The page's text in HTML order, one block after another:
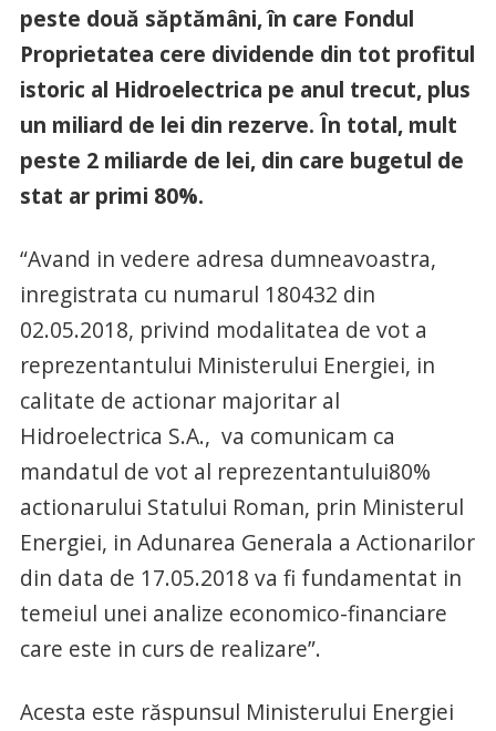
peste două săptămâni, în care Fondul
Proprietatea cere dividende din tot profitul
istoric al Hidroelectrica pe anul trecut, plus
un miliard de lei din rezerve. În total, mult
peste 2 miliarde de lei, din care bugetul de
stat ar primi 80%.
“Avand in vedere adresa dumneavoastra,
inregistrata cu numarul 180432 din
02.05.2018, privind modalitatea de vot a
reprezentantului Ministerului Energiei, in
calitate de actionar majoritar al
Hidroelectrica S.A., va comunicam ca
mandatul de vot al reprezentantului80%
actionarului Statului Roman, prin Ministerul
Energiei, in Adunarea Generala a Actionarilor
din data de 17.05.2018 va fi fundamentat in
temeiul unei analize economico-financiare
care este in curs de realizare”.
Acesta este răspunsul Ministerului Energiei